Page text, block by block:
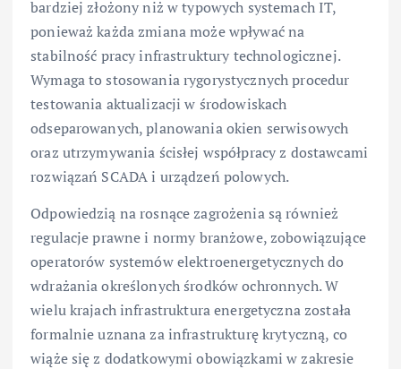
bardziej złożony niż w typowych systemach IT,
ponieważ każda zmiana może wpływać na
stabilność pracy infrastruktury technologicznej.
Wymaga to stosowania rygorystycznych procedur
testowania aktualizacji w środowiskach
odseparowanych, planowania okien serwisowych
oraz utrzymywania ścisłej współpracy z dostawcami
rozwiązań SCADA i urządzeń polowych.
Odpowiedzią na rosnące zagrożenia są również
regulacje prawne i normy branżowe, zobowiązujące
operatorów systemów elektroenergetycznych do
wdrażania określonych środków ochronnych. W
wielu krajach infrastruktura energetyczna została
formalnie uznana za infrastrukturę krytyczną, co
wiąże się z dodatkowymi obowiązkami w zakresie